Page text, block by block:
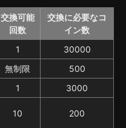
交換可能
回数
交換に必要なコ
イン数
1
30000
無制限
500
1
3000
10 200